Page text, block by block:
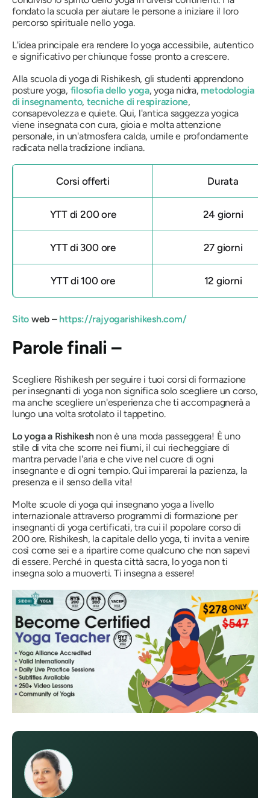
fondato la scuola per aiutare le persone a iniziare il loro
percorso spirituale nello yoga.
L'idea principale era rendere lo yoga accessibile, autentico
e significativo per chiunque fosse pronto a crescere.
Alla scuola di yoga di Rishikesh, gli studenti apprendono
posture yoga, filosofia dello yoga, yoga nidra, metodologia
di insegnamento, tecniche di respirazione,
consapevolezza e quiete. Qui, l'antica saggezza yogica
viene insegnata con cura, gioia e molta attenzione
personale, in un'atmosfera calda, umile e profondamente
radicata nella tradizione indiana.
Corsi offerti Durata
YTT di 200 ore 24 giorni
YTT di 300 ore 27 giorni
YTT di 100 ore 12 giorni
Sito web – https://rajyogarishikesh.com/
Parole finali –
Scegliere Rishikesh per seguire i tuoi corsi di formazione
per insegnanti di yoga non significa solo scegliere un corso,
ma anche scegliere un'esperienza che ti accompagnerà a
lungo una volta srotolato il tappetino.
Lo yoga a Rishikeshnon è una moda passeggera! È uno
stile di vita che scorre nei fiumi, il cui riecheggiare di
mantra pervade l'aria e che vive nel cuore di ogni
insegnante e di ogni tempio. Qui imparerai la pazienza, la
presenza e il senso della vita!
Molte scuole di yoga qui insegnano yoga a livello
internazionale attraverso programmi di formazione per
insegnanti di yoga certificati, tra cui il popolare corso di
200 ore. Rishikesh, la capitale dello yoga, ti invita a venire
così come sei e a ripartire come qualcuno che non sapevi
di essere. Perché in questa città sacra, lo yoga non ti
insegna solo a muoverti. Ti insegna a essere!